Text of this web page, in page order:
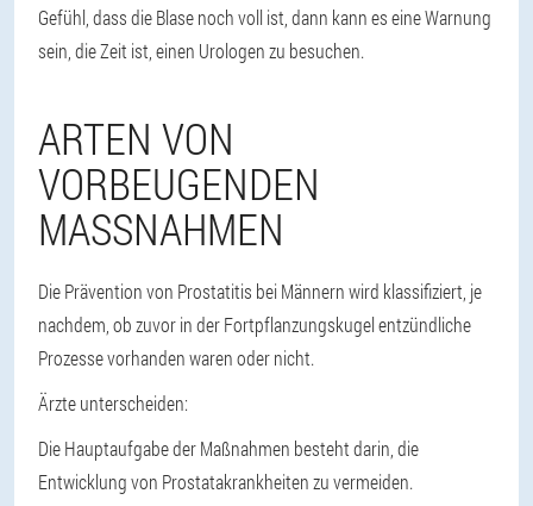
Gefühl, dass die Blase noch voll ist, dann kann es eine Warnung
sein, die Zeit ist, einen Urologen zu besuchen.
ARTEN VON
VORBEUGENDEN
MASSNAHMEN
Die Prävention von Prostatitis bei Männern wird klassifiziert, je
nachdem, ob zuvor in der Fortpflanzungskugel entzündliche
Prozesse vorhanden waren oder nicht.
Ärzte unterscheiden:
Die Hauptaufgabe der Maßnahmen besteht darin, die
Entwicklung von Prostatakrankheiten zu vermeiden.